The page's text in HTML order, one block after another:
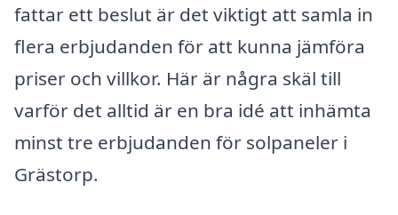
fattar ett beslut är det viktigt att samla in
flera erbjudanden för att kunna jämföra
priser och villkor. Här är några skäl till
varför det alltid är en bra idé att inhämta
minst tre erbjudanden för solpaneler i
Grästorp.